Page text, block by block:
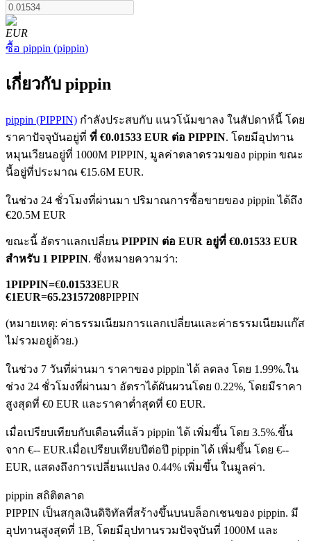
ฟิวเจอร์สที่ใช้ USDT เป็นหลักประกัน
ฟิวเจอร์ส COIN-M
TradFi
ฟิวเจอร์สที่ใช้ USDC เป็นหลักประกัน
EUR
ซื้อ pippin (pippin)
เกี่ยวกับ pippin
pippin (PIPPIN) กำลังประสบกับ แนวโน้มขาลง ในสัปดาห์นี้ โดย
ราคาปัจจุบันอยู่ที่ ที่ €0.01533 EUR ต่อ PIPPIN. โดยมีอุปทาน
หมุนเวียนอยู่ที่ 1000M PIPPIN, มูลค่าตลาดรวมของ pippin ขณะ
นี้อยู่ที่ประมาณ €15.6M EUR.
ในช่วง 24 ชั่วโมงที่ผ่านมา ปริมาณการซื้อขายของ pippin ได้ถึง
€20.5M EUR
ขณะนี้ อัตราแลกเปลี่ยน PIPPIN ต่อ EUR อยู่ที่ €0.01533 EUR
สำหรับ 1 PIPPIN. ซึ่งหมายความว่า:
1PIPPIN=€0.01533EUR
€1EUR=65.23157208PIPPIN
(หมายเหตุ: ค่าธรรมเนียมการแลกเปลี่ยนและค่าธรรมเนียมแก๊ส
ไม่รวมอยู่ด้วย.)
ในช่วง 7 วันที่ผ่านมา ราคาของ pippin ได้ ลดลง โดย 1.99%.ใน
ช่วง 24 ชั่วโมงที่ผ่านมา อัตราได้ผันผวนโดย 0.22%, โดยมีราคา
สูงสุดที่ €0 EUR และราคาต่ำสุดที่ €0 EUR.
เมื่อเปรียบเทียบกับเดือนที่แล้ว pippin ได้ เพิ่มขึ้น โดย 3.5%.ขึ้น
จาก €-- EUR.เมื่อเปรียบเทียบปีต่อปี pippin ได้ เพิ่มขึ้น โดย €--
EUR, แสดงถึงการเปลี่ยนแปลง 0.44% เพิ่มขึ้น ในมูลค่า.
pippin สถิติตลาด
PIPPIN เป็นสกุลเงินดิจิทัลที่สร้างขึ้นบนบล็อกเชนของ pippin. มี
อุปทานสูงสุดที่ 1B, โดยมีอุปทานรวมปัจจุบันที่ 1000M และ